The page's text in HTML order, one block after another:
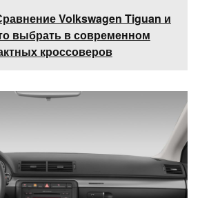
Volkswagen Tiguan и
выбрать в современном
кроссоверов